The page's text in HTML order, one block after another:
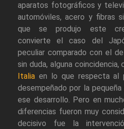
aparatos fotográficos y
automóviles, acero y fibras
que se produjo este
convierte el caso del
peculiar comparado con el
sin duda, alguna coincidencia,
Italia en lo que respecta al
desempeñado por la
ese desarrollo. Pero en
diferencias fueron muy
decisivo fue la